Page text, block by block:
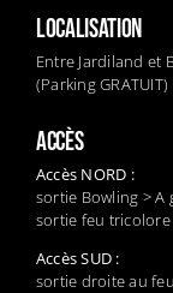
LOCALISATION
Entre Jardiland et
(Parking GRATUIT)
ACCÈS
Accès NORD :
sortie Bowling > A
sortie feu tricolore
Accès SUD :
sortie droite au